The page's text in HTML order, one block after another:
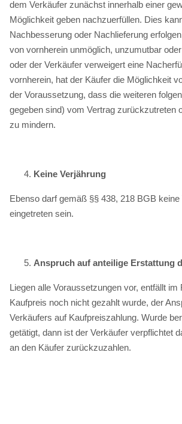
dem Verkäufer zunächst innerhalb einer
Möglichkeit geben nachzuerfüllen. Dies
Nachbesserung oder Nachlieferung
von vornherein unmöglich, unzumutbar
oder der Verkäufer verweigert eine
vornherein, hat der Käufer die Möglichkeit
der Voraussetzung, dass die weiteren
gegeben sind) vom Vertrag zurückzutreten
zu mindern.
Keine Verjährung
Ebenso darf gemäß §§ 438, 218 BGB keine
eingetreten sein.
Anspruch auf anteilige Erstattung
Liegen alle Voraussetzungen vor, entfällt im
Kaufpreis noch nicht gezahlt wurde, der
Verkäufers auf Kaufpreiszahlung. Wurde
getätigt, dann ist der Verkäufer verpflichtet
an den Käufer zurückzuzahlen.